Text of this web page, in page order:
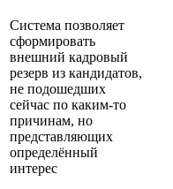
Система позволяет
сформировать
внешний кадровый
резерв из кандидатов,
не подошедших
сейчас по каким-то
причинам, но
представляющих
определённый
интерес